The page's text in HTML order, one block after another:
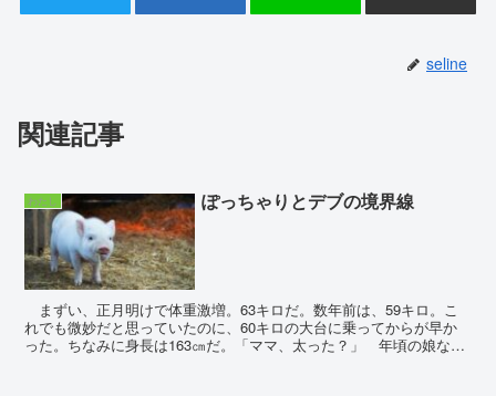
seline
関連記事
わたし ぽっちゃりとデブの境界線
まずい、正月明けで体重激増。63キロだ。数年前は、59キロ。こ
れでも微妙だと思っていたのに、60キロの大台に乗ってからが早か
った。ちなみに身長は163㎝だ。「ママ、太った？」 年頃の娘なの